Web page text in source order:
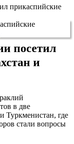
прикаспийские
посетил
и
в две
Туркменистан, где
стали вопросы